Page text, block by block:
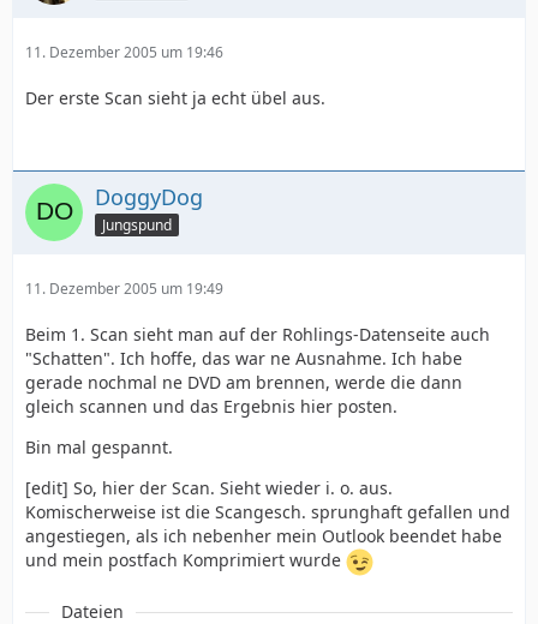
11. Dezember 2005 um 19:46
Der erste Scan sieht ja echt übel aus.
DoggyDog
Jungspund
11. Dezember 2005 um 19:49
Beim 1. Scan sieht man auf der Rohlings-Datenseite auch
"Schatten". Ich hoffe, das war ne Ausnahme. Ich habe
gerade nochmal ne DVD am brennen, werde die dann
gleich scannen und das Ergebnis hier posten.
Bin mal gespannt.
[edit] So, hier der Scan. Sieht wieder i. o. aus.
Komischerweise ist die Scangesch. sprunghaft gefallen und
angestiegen, als ich nebenher mein Outlook beendet habe
und mein postfach Komprimiert wurde
Dateien